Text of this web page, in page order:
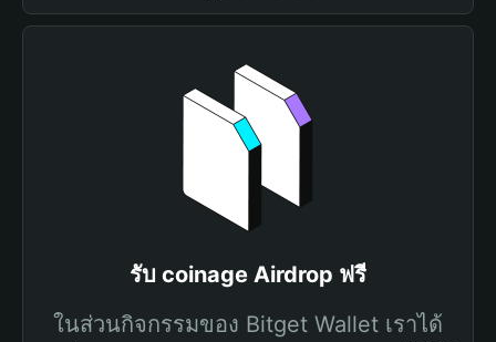
รับ coinage Airdrop ฟรี
ในส่วนกิจกรรมของ Bitget Wallet เราได้